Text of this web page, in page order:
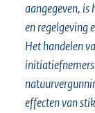
aangegeven,
en regelgeving
Het handelen
effecten van